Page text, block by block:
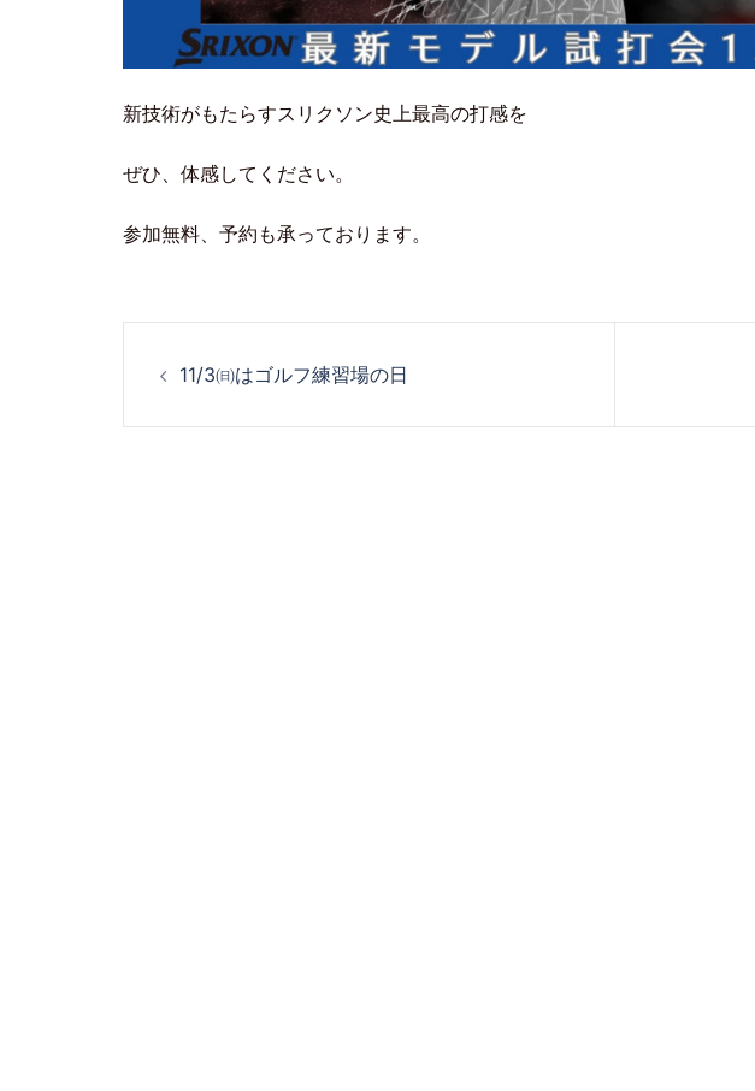
新技術がもたらすスリクソン史上最高の打感を
ぜひ、体感してください。
参加無料、予約も承っております。
11/3㈰はゴルフ練習場の日